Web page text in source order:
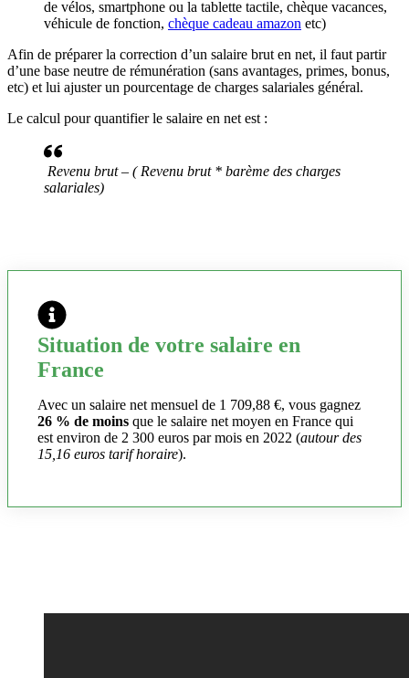
de vélos, smartphone ou la tablette tactile, chèque vacances,
véhicule de fonction, chèque cadeau amazon etc)
Afin de préparer la correction d’un salaire brut en net, il faut partir
d’une base neutre de rémunération (sans avantages, primes, bonus,
etc) et lui ajuster un pourcentage de charges salariales général.
Le calcul pour quantifier le salaire en net est :
Revenu brut – ( Revenu brut * barème des charges
salariales)
Situation de votre salaire en
France
Avec un salaire net mensuel de 1 709,88 €, vous gagnez
26 % de moins que le salaire net moyen en France qui
est environ de 2 300 euros par mois en 2022 (autour des
15,16 euros tarif horaire).